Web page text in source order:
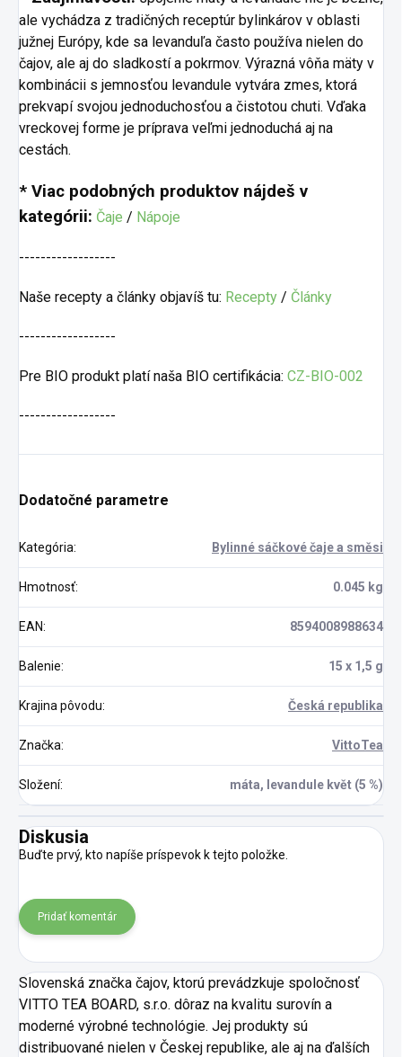
ale vychádza z tradičných receptúr bylinkárov v oblasti
južnej Európy, kde sa levanduľa často používa nielen do
čajov, ale aj do sladkostí a pokrmov. Výrazná vôňa mäty v
kombinácii s jemnosťou levandule vytvára zmes, ktorá
prekvapí svojou jednoduchosťou a čistotou chuti. Vďaka
vreckovej forme je príprava veľmi jednoduchá aj na
cestách.
* Viac podobných produktov nájdeš v
kategórii: Čaje / Nápoje
------------------
Naše recepty a články objavíš tu: Recepty / Články
------------------
Pre BIO produkt platí naša BIO certifikácia: CZ-BIO-002
------------------
Dodatočné parametre
Kategória: Bylinné sáčkové čaje a směsi
Hmotnosť: 0.045 kg
EAN: 8594008988634
Balenie: 15 x 1,5 g
Krajina pôvodu: Česká republika
Značka: VittoTea
Složení: máta, levandule květ (5 %)
Diskusia
Buďte prvý, kto napíše príspevok k tejto položke.
Pridať komentár
Slovenská značka čajov, ktorú prevádzkuje spoločnosť
VITTO TEA BOARD, s.r.o. dôraz na kvalitu surovín a
moderné výrobné technológie. Jej produkty sú
distribuované nielen v Českej republike, ale aj na ďalších